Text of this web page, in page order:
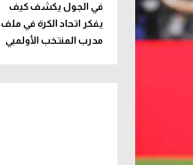
في الجول يكشف كيف
يفكر اتحاد الكرة في ملف
مدرب المنتخب الأولمبي